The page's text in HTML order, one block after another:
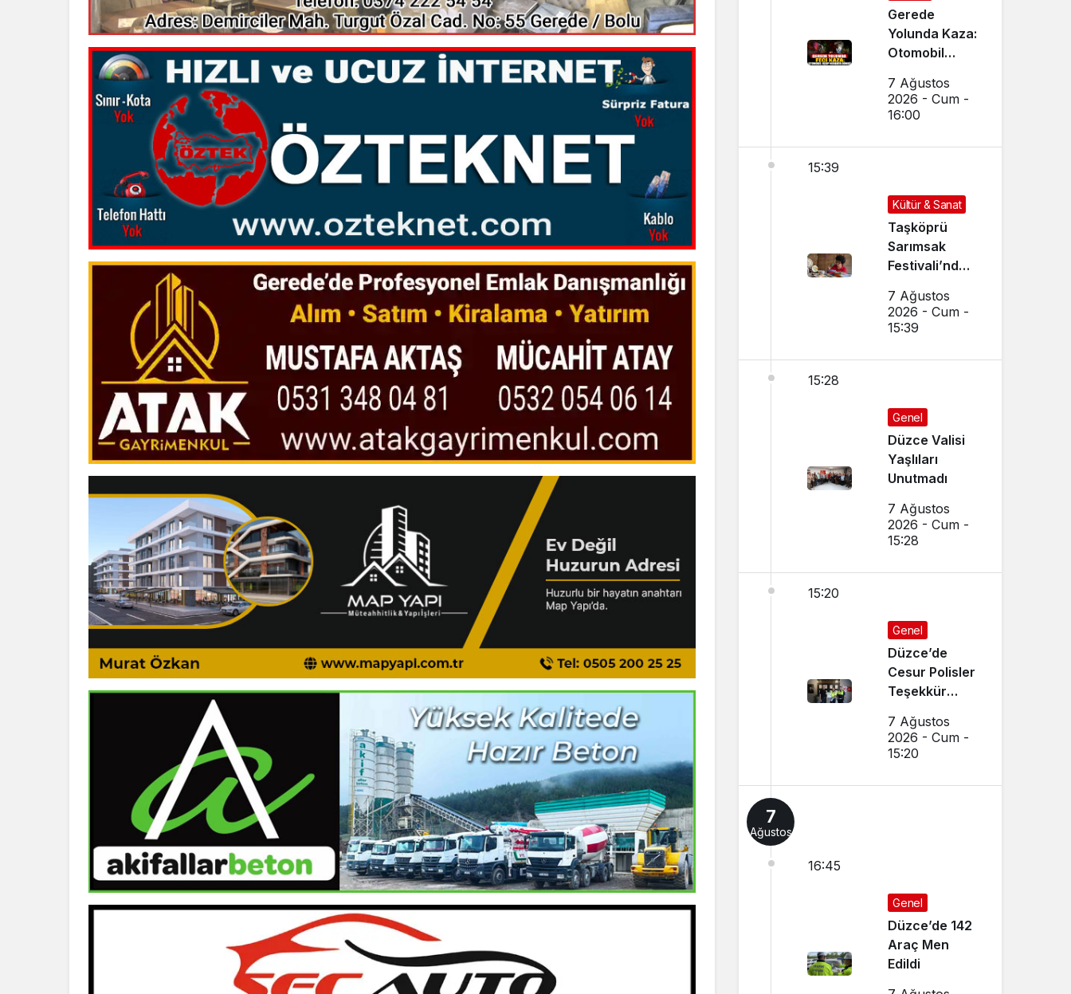
Gerede
Yolunda Kaza:
Otomobil
Hurdaya
Döndü
7 Ağustos
2026 - Cum -
16:00
15:39
Kültür & Sanat
Taşköprü
Sarımsak
Festivali’nde
Yöresel
Lezzetler
7 Ağustos
2026 - Cum -
15:39
15:28
Genel
Düzce Valisi
Yaşlıları
Unutmadı
7 Ağustos
2026 - Cum -
15:28
15:20
Genel
Düzce’de
Cesur Polisler
Teşekkür
7 Ağustos
2026 - Cum -
15:20
7
Ağustos
16:45
Genel
Düzce’de 142
Araç Men
Edildi